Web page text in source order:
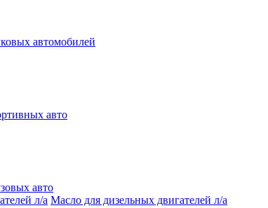
автомобилей
авто
авто
Масло для дизельных двигателей л/а